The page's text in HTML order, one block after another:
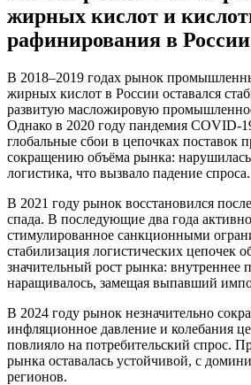
жирных кислот и
рафинирования в России
В 2018–2019 годах рынок
жирных кислот в России оставался
развитую масложировую
Однако в 2020 году пандемия COVID-
глобальные сбои в цепочках поставок
сокращению объёма рынка: нарушилась
логистика, что вызвало падение спроса.
В 2021 году рынок восстановился
спада. В последующие два года
стимулированное санкционными
стабилизация логистических цепочек
значительный рост рынка: внутреннее
наращивалось, замещая выпавший
В 2024 году рынок незначительно
инфляционное давление и колебания
повлияло на потребительский спрос.
рынка оставалась устойчивой, с
регионов.